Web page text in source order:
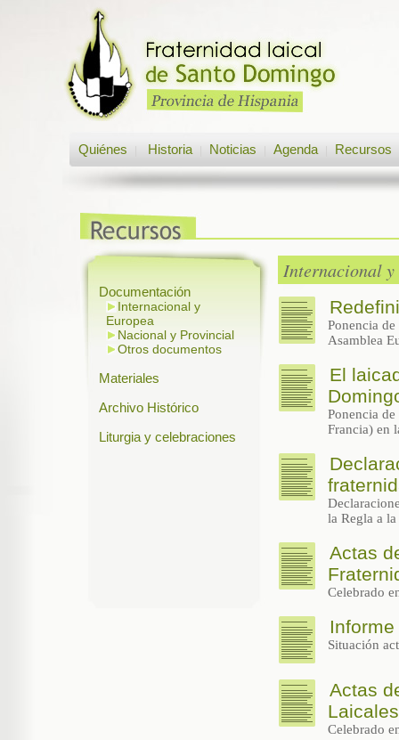
Quiénes Historia Noticias Agenda Recursos
Documentación
Internacional y
Europea
Nacional y Provincial
Otros documentos
Materiales
Archivo Histórico
Liturgia y celebraciones
Internacional y
Ponencia
Asamblea
El
Ponencia
Francia) en
la Regla a
Actas
Celebrado
Situación
Actas
Celebrado